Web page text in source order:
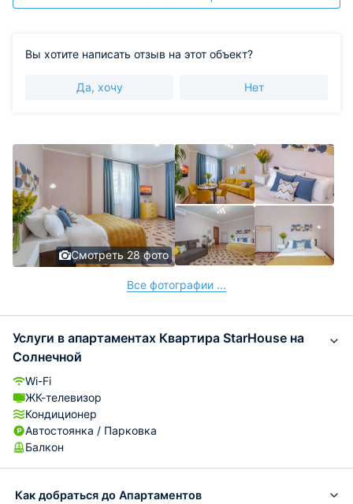
Вы хотите написать отзыв на этот объект?
Да, хочу Нет
Смотреть 28 фото
Все фотографии ...
Услуги в апартаментах Квартира StarHouse на
Солнечной
Wi-Fi
ЖК-телевизор
Кондиционер
Автостоянка / Парковка
Балкон
Как добраться до Апартаментов